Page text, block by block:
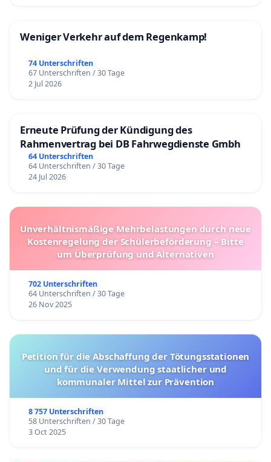
Weniger Verkehr auf dem Regenkamp!
74 Unterschriften
67 Unterschriften / 30 Tage
2 Jul 2026
Erneute Prüfung der Kündigung des
Rahmenvertrag bei DB Fahrwegdienste Gmbh
64 Unterschriften
64 Unterschriften / 30 Tage
24 Jul 2026
Unverhältnismäßige Mehrbelastungen durch neue
Kostenregelung der Schülerbeförderung – Bitte
um Überprüfung und Alternativen
702 Unterschriften
64 Unterschriften / 30 Tage
26 Nov 2025
Petition für die Abschaffung der Tötungsstationen
und für die Verwendung staatlicher und
kommunaler Mittel zur Prävention
8 757 Unterschriften
58 Unterschriften / 30 Tage
3 Oct 2025